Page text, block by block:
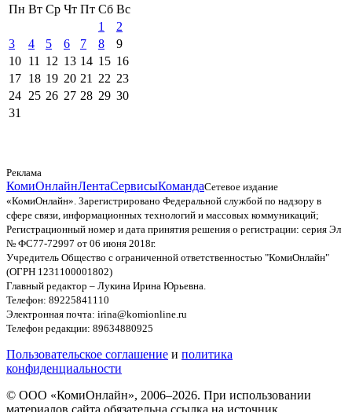
Пн Вт Ср Чт Пт Сб Вс
1
2
3
4 5 6 7 8
9
10 11 12 13 14 15 16
17 18 19 20 21 22 23
24 25 26 27 28 29 30
31
Реклама
КомиОнлайнЛентаСервисыКомандаСетевое издание
«КомиОнлайн». Зарегистрировано Федеральной службой по надзору в
сфере связи, информационных технологий и массовых коммуникаций;
Регистрационный номер и дата принятия решения о регистрации: серия Эл
№ ФС77-72997 от 06 июня 2018г.
Учредитель Общество с ограниченной ответственностью "КомиОнлайн"
(ОГРН 1231100001802)
Главный редактор – Лукина Ирина Юрьевна.
Телефон: 89225841110
Электронная почта: irina@komionline.ru
Телефон редакции: 89634880925
Пользовательское соглашение и политика
конфиденциальности
© ООО «КомиОнлайн», 2006–2026. При использовании
материалов сайта обязательна ссылка на источник.